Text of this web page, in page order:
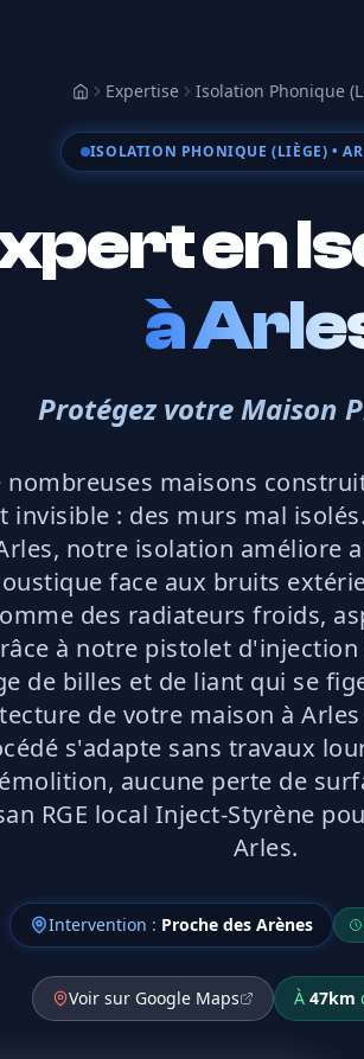
AccueilExpertise Isolation Phonique
ISOLATION PHONIQUE (LIÈGE) •
en
à
Protégez votre Maison
nombreuses maisons
invisible : des murs mal
notre isolation améliore
face aux bruits
des radiateurs froids,
à notre pistolet
de billes et de liant qui se
de votre maison à
s'adapte sans travaux
aucune perte de
RGE local Inject-Styrène
Arles.
Intervention : Proche des Arènes
Voir sur Google Maps À 47km